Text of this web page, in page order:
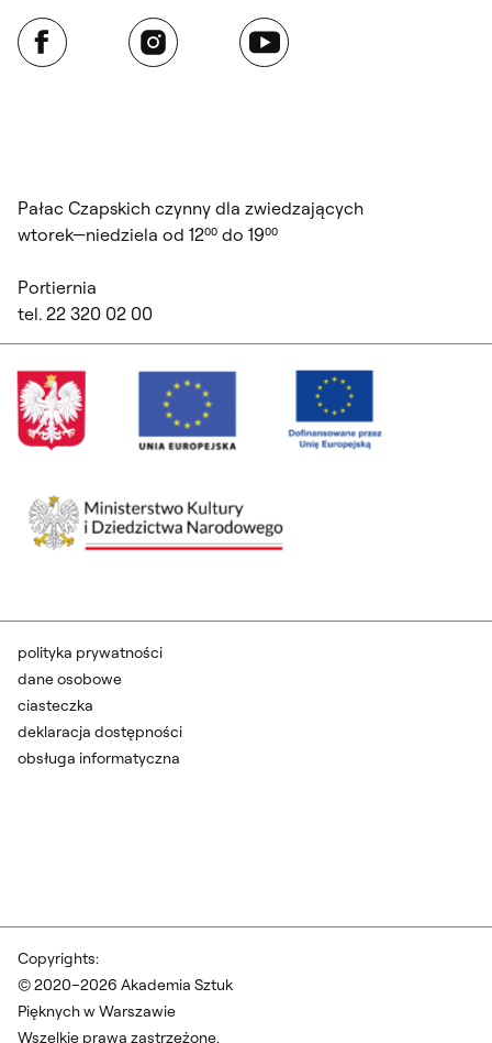
Facebook Instagram YouTube
Pałac Czapskich czynny dla zwiedzających
wtorek—niedziela od 12⁰⁰ do 19⁰⁰
Portiernia
tel. 22 320 02 00
Copyrights:
© 2020–2026 Akademia Sztuk
Pięknych w Warszawie
Wszelkie prawa zastrzeżone.
polityka prywatności
dane osobowe
ciasteczka
deklaracja dostępności
obsługa informatyczna